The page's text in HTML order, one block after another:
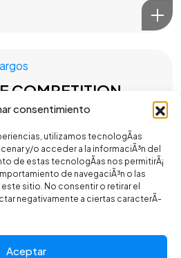
consentimiento
utilizamos tecnologÃ­as
y/o acceder a la informaciÃ³n del
de estas tecnologÃ­as nos permitirÃ¡
de navegaciÃ³n o las
sitio. No consentir o retirar el
negativamente a ciertas caracterÃ­
Aceptar
COMPETITION
LOGIC ARDO M